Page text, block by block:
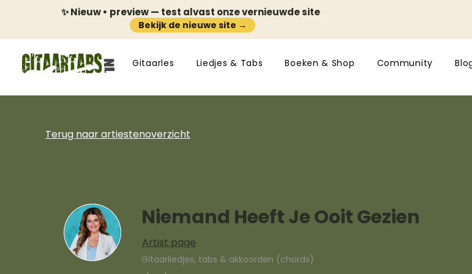
✨ Nieuw • preview — test alvast onze vernieuwde site
Bekijk de nieuwe site →
Gitaarles Liedjes & Tabs Boeken & Shop Community
Terug naar artiestenoverzicht
Niemand Heeft Je Ooit Gezien
Artist page
Gitaarliedjes, tabs & akkoorden (chords)